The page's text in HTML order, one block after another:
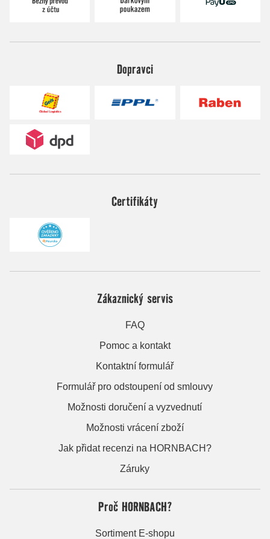
Dopravci
Certifikáty
Zákaznický servis
FAQ
Pomoc a kontakt
Kontaktní formulář
Formulář pro odstoupení od smlouvy
Možnosti doručení a vyzvednutí
Možnosti vrácení zboží
Jak přidat recenzi na HORNBACH?
Záruky
Proč HORNBACH?
Sortiment E-shopu